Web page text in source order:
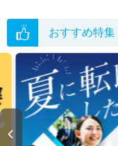
おすすめ特集